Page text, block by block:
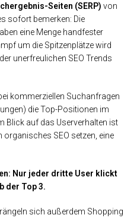
Seiten (SERP) von
sofort bemerken: Die
eine Menge handfester
um die Spitzenplätze wird
unerfreulichen SEO Trends
kommerziellen Suchanfragen
die Top-Positionen im
Blick auf das Userverhalten ist
organisches SEO setzen, eine
Nur jeder dritte User klickt
der Top 3.
sich außerdem Shopping